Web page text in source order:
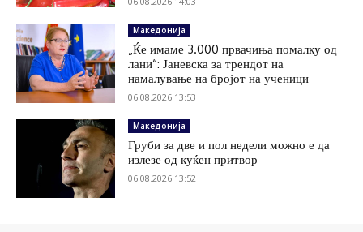
Македонија
„Ќе имаме 3.000 првачиња помалку од
лани“: Јаневска за трендот на
намалување на бројот на ученици
06.08.2026 13:53
Македонија
Груби за две и пол недели можно е да
излезе од куќен притвор
06.08.2026 13:52